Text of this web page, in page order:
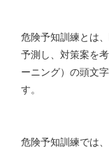
危険予知訓練とは
予測し、対策案を
ーニング）の頭文
す。
危険予知訓練では